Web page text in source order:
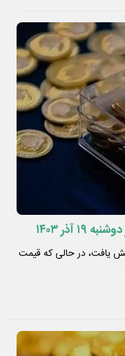
۱۴۰۳
یافت، در حالی که قیمت